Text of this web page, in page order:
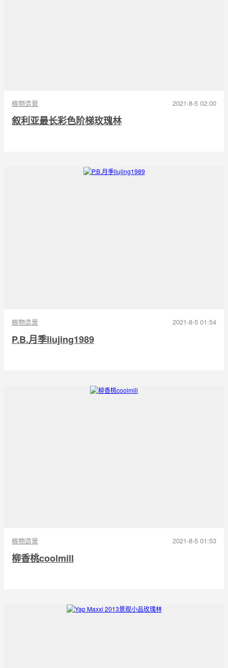
植物造景 2021-8-5 02:00
叙利亚最长彩色阶梯玫瑰林
植物造景 2021-8-5 01:54
P.B.月季liujing1989
植物造景 2021-8-5 01:53
柳香桃coolmill